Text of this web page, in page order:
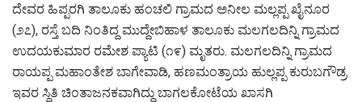
ದೇವರ ಹಿಪ್ಪರಗಿ ತಾಲೂಕು ಹಂಚಲಿ ಗ್ರಾಮದ ಅನೀಲ ಮಲ್ಲಪ್ಪ ಖೈನೂರ
(೨೭), ರಸ್ತೆ ಬದಿ ನಿಂತಿದ್ದ ಮುದ್ದೇಬಿಹಾಳ ತಾಲೂಕು ಮಲಗಲದಿನ್ನಿ ಗ್ರಾಮದ
ಉದಯಕುಮಾರ ರಮೇಶ ಪ್ಯಾಟಿ (೧೯) ಮೃತರು. ಮಲಗಲದಿನ್ನಿ ಗ್ರಾಮದ
ರಾಯಪ್ಪ ಮಹಾಂತೇಶ ಬಾಗೇವಾಡಿ, ಹಣಮಂತ್ರಾಯ ಹುಲ್ಲಪ್ಪ ಕುರುಬಗೌಡ್ರ
ಇವರ ಸ್ಥಿತಿ ಚಿಂತಾಜನಕವಾಗಿದ್ದು ಬಾಗಲಕೋಟೆಯ ಖಾಸಗಿ